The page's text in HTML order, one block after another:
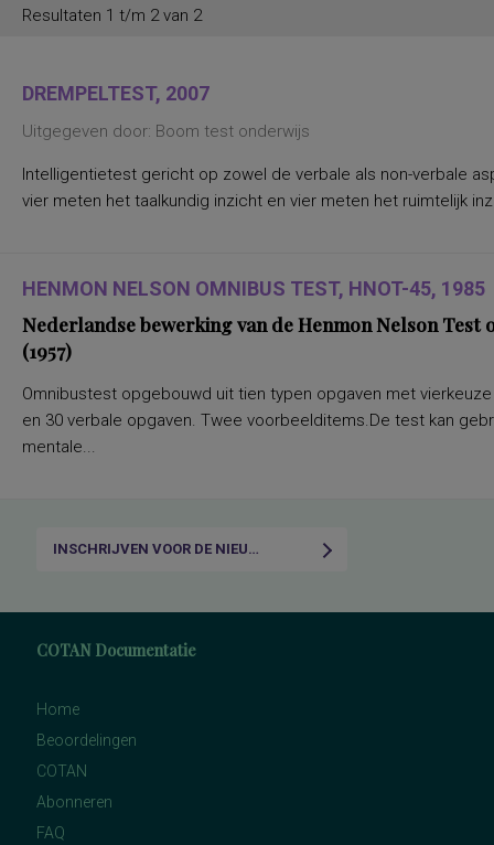
Resultaten 1 t/m 2 van 2
DREMPELTEST, 2007
Uitgegeven door: Boom test onderwijs
Intelligentietest gericht op zowel de verbale als non-verbale
vier meten het taalkundig inzicht en vier meten het ruimtelijk
HENMON NELSON OMNIBUS TEST, HNOT-45, 1985
Nederlandse bewerking van de Henmon Nelson
(1957)
Omnibustest opgebouwd uit tien typen opgaven met
en 30 verbale opgaven. Twee voorbeelditems.De test kan
mentale...
INSCHRIJVEN VOOR DE NIEUWSBRIEF
COTAN Documentatie
Home
Beoordelingen
COTAN
Abonneren
FAQ